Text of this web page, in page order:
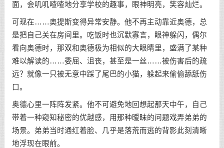
面，会叽叽喳喳地分享学校的趣事，眼神明亮，笑容灿烂。
可现在……奥提斯变得异常安静。他不再主动靠近奥德，总
是把自己关在房间里。吃饭时也沉默寡言，眼神躲闪，偶尔
看向奥德时，那双和奥德极为相似的大眼睛里，盛满了某种
难以解读的……委屈、沮丧，甚至是一丝……被伤害后的疏
远？就像一只被无意中踩了尾巴的小猫，躲起来偷偷舔舐伤
口。
奥德心里一阵阵发紧。他不可避免地回想起那天中午，自己
带着一种窥知秘密的优越感，用那种暧昧的问题戏弄弟弟的
场景。弟弟当时通红着脸、几乎是落荒而逃的背影此刻清晰
地浮现在眼前。